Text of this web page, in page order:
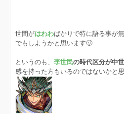
世間がはわわばかりで特に語る事が
でもしようかと思います🥴
というのも、 李世民の時代区分が中
感を持った方もいるのではないかと